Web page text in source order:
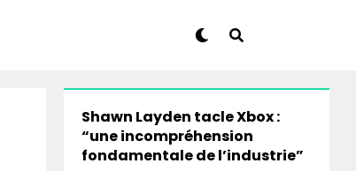
Shawn Layden tacle Xbox :
“une incompréhension
fondamentale de l’industrie”